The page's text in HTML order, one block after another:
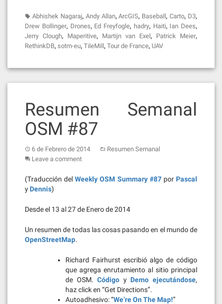
Abhishek Nagaraj, Andy Allan,ArcGIS, Baseball,Carto, D3,
Drew Bollinger, Drones, Ed Freyfogle, hadry, Haiti, Ian Dees,
Jerry Clough, Maperitive, Martijn van Exel, Patrick Meier,
RethinkDB, sotm-eu, TileMill, Tour de France, UAV
Resumen Semanal
OSM #87
6 de Febrero de 2014
Resumen Semanal
Leave a comment
(Traducción delWeekly OSM Summary #87por Pascal
y Dennis)
Desde el 13 al 27 de Enero de 2014
Un resumen de todas las cosas pasando en el mundo de
OpenStreetMap.
Richard Fairhurst escribió algo de código
que agrega enrutamiento al sitio principal
de OSM.Código y Demo ejecutándose,
haz click en “Get Directions”.
Autoadhesivo: “We’re On The Map!”